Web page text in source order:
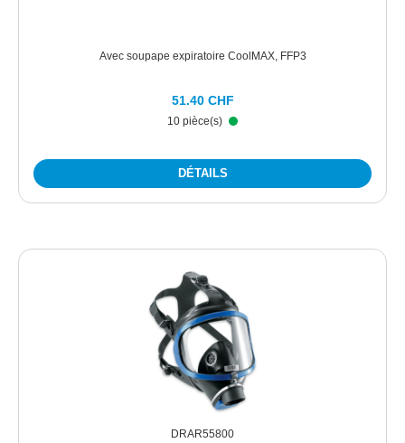
Avec soupape expiratoire CoolMAX, FFP3
10 pièce(s)
51.40 CHF
DÉTAILS
DRAR55800